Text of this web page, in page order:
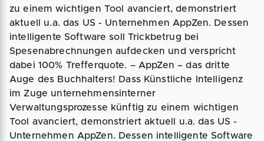
zu einem wichtigen Tool avanciert, demonstriert
aktuell u.a. das US - Unternehmen AppZen. Dessen
intelligente Software soll Trickbetrug bei
Spesenabrechnungen aufdecken und verspricht
dabei 100% Trefferquote. – AppZen – das dritte
Auge des Buchhalters! Dass Künstliche Intelligenz
im Zuge unternehmensinterner
Verwaltungsprozesse künftig zu einem wichtigen
Tool avanciert, demonstriert aktuell u.a. das US -
Unternehmen AppZen. Dessen intelligente Software